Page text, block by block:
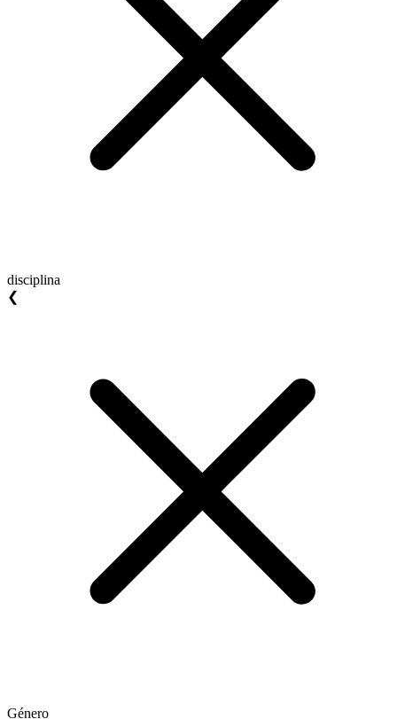
disciplina
❮
Género